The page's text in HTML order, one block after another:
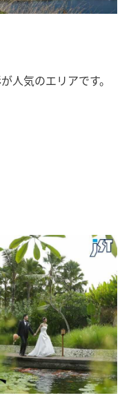
人気のエリアです。